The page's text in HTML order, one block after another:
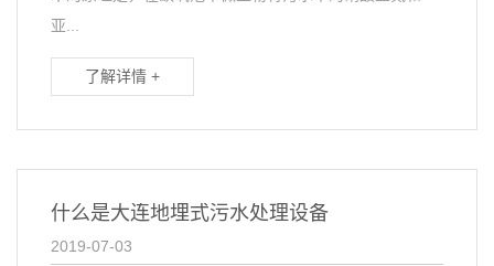
亚...
了解详情 +
什么是大连地埋式污水处理设备
2019-07-03